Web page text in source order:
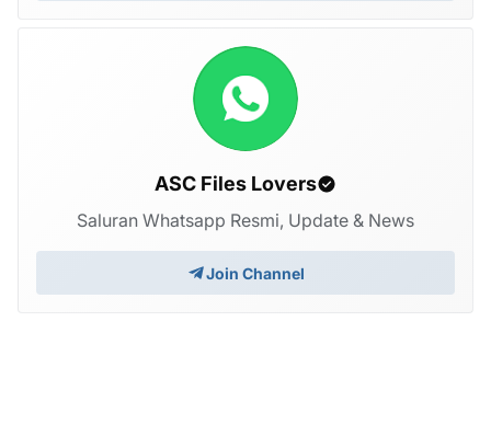
ASC Files Lovers
Saluran Whatsapp Resmi, Update & News
Join Channel